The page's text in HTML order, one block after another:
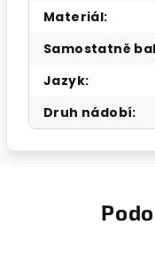
Materiál:
Samostatně
Jazyk:
Druh nádobí: